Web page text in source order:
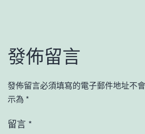
發佈留言
發佈留言必須填寫的電子郵件地址不
示為 *
留言 *